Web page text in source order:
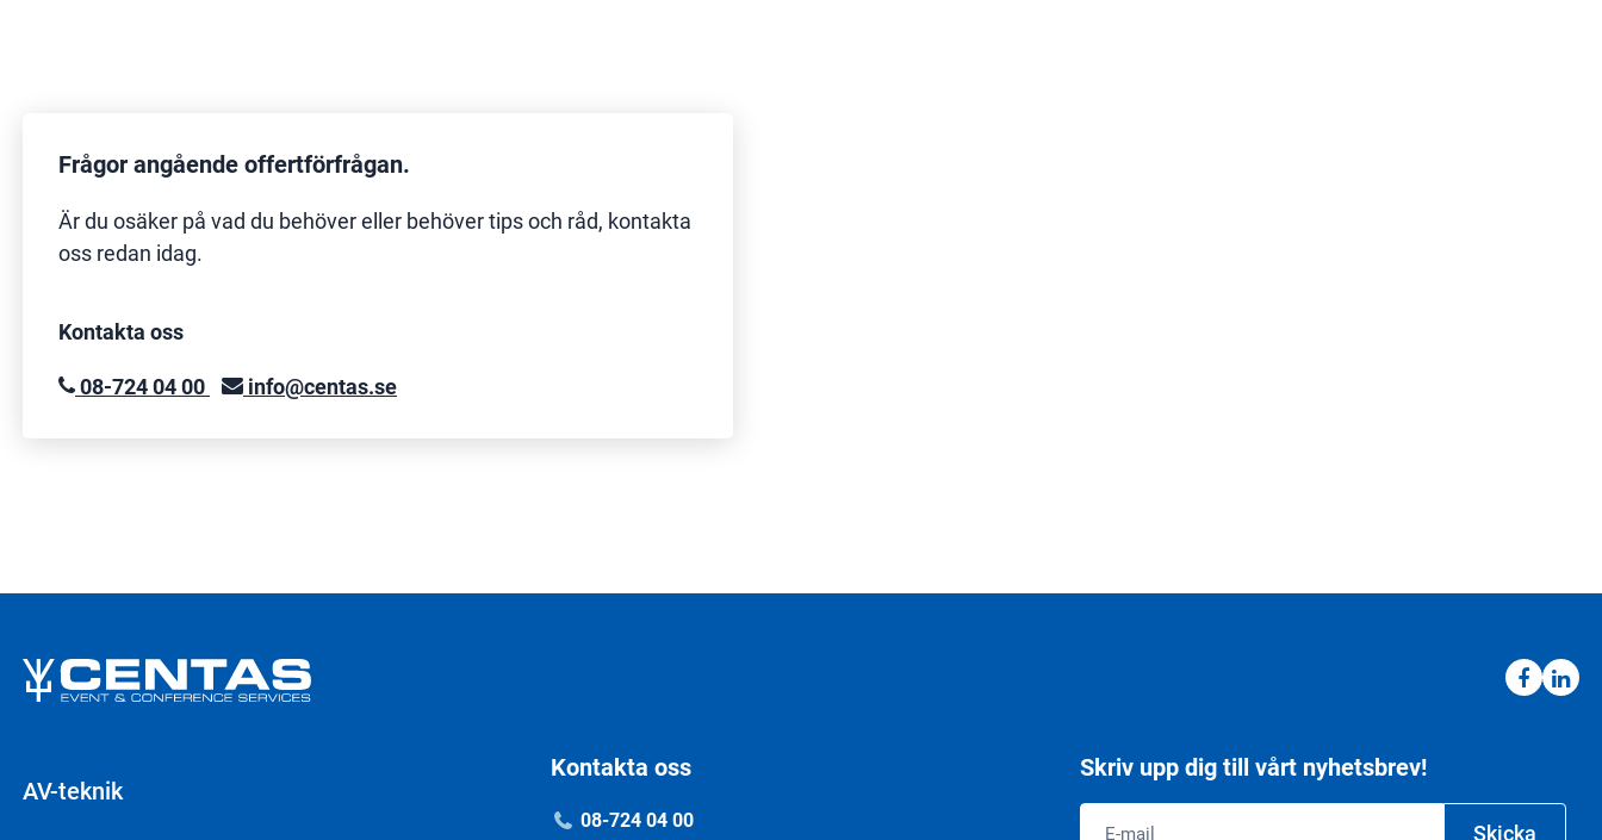
Frågor angående offertförfrågan.
Är du osäker på vad du behöver eller behöver tips och råd, kontakta
oss redan idag.
Kontakta oss
08-724 04 00 info@centas.se
AV-teknik
Kontakta oss
08-724 04 00
Skriv upp dig till vårt nyhetsbrev!
Skicka